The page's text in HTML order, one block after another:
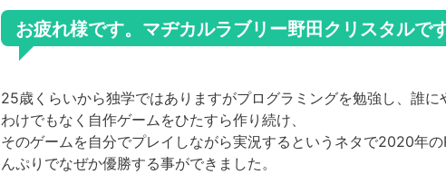
お疲れ様です。 マヂカルラブリー野田クリスタルです
25歳くらいから独学ではありますがプログラミングを勉強し、誰に
わけでもなく自作ゲームをひたすら作り続け、
そのゲームを自分でプレイしながら実況するというネタで2020年の
んぷりでなぜか優勝する事ができました。